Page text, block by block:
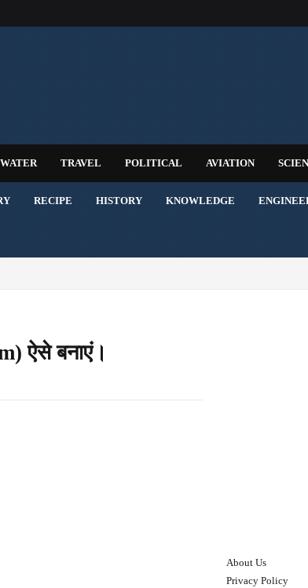
TRAVEL POLITICAL AVIATION
RECIPE HISTORY KNOWLEDGE
ऐसे बनाएं।
About Us
Privacy Policy